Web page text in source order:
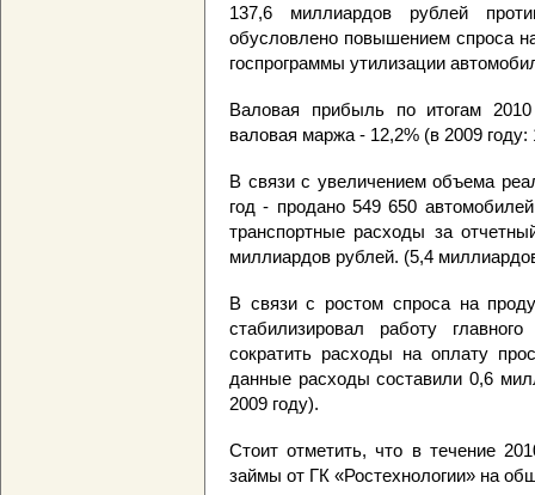
137,6 миллиардов рублей
обусловлено повышением спроса
госпрограммы утилизации
Валовая прибыль по итогам
валовая маржа - 12,2% (в 2009
В связи с увеличением объема
год - продано 549 650
транспортные расходы за
миллиардов рублей. (5,4
В связи с ростом спроса на
стабилизировал работу
сократить расходы на оплату
данные расходы составили 0,6
2009 году).
Стоит отметить, что в течение
займы от ГК «Ростехнологии» на